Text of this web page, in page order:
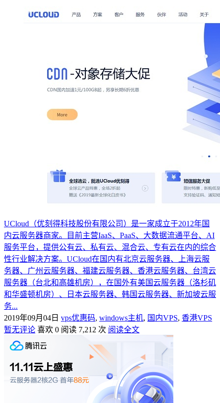
UCloud（优刻得科技股份有限公司）是一家成立于2012年国
内云服务器商家。目前主营IaaS、PaaS、大数据流通平台、AI
服务平台，提供公有云、私有云、混合云、专有云在内的综合
性行业解决方案。UCloud在国内有北京云服务器、上海云服
务器、广州云服务器、福建云服务器、香港云服务器、台湾云
服务器（台北和高雄机房），在国外有美国云服务器（洛杉矶
和华盛顿机房）、日本云服务器、韩国云服务器、新加坡云服
务...
2019年09月04日 vps优惠码, windows主机, 国内VPS, 香港VPS
暂无评论 喜欢 0 阅读 7,212 次 阅读全文